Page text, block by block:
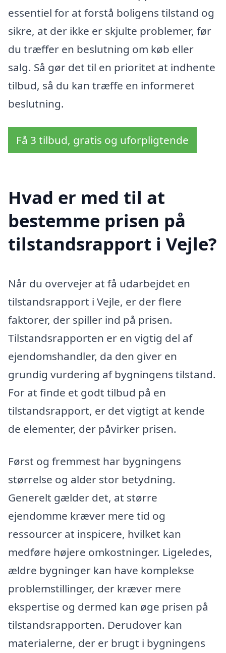
essentiel for at forstå boligens tilstand og
sikre, at der ikke er skjulte problemer, før
du træffer en beslutning om køb eller
salg. Så gør det til en prioritet at indhente
tilbud, så du kan træffe en informeret
beslutning.
Få 3 tilbud, gratis og uforpligtende
Hvad er med til at
bestemme prisen på
tilstandsrapport i Vejle?
Når du overvejer at få udarbejdet en
tilstandsrapport i Vejle, er der flere
faktorer, der spiller ind på prisen.
Tilstandsrapporten er en vigtig del af
ejendomshandler, da den giver en
grundig vurdering af bygningens tilstand.
For at finde et godt tilbud på en
tilstandsrapport, er det vigtigt at kende
de elementer, der påvirker prisen.
Først og fremmest har bygningens
størrelse og alder stor betydning.
Generelt gælder det, at større
ejendomme kræver mere tid og
ressourcer at inspicere, hvilket kan
medføre højere omkostninger. Ligeledes,
ældre bygninger kan have komplekse
problemstillinger, der kræver mere
ekspertise og dermed kan øge prisen på
tilstandsrapporten. Derudover kan
materialerne, der er brugt i bygningens